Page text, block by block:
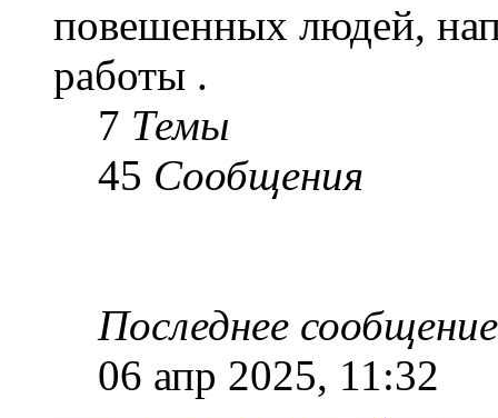
повешенных людей,
работы .
7 Темы
45 Сообщения
Последнее сообщение
06 апр 2025, 11:32